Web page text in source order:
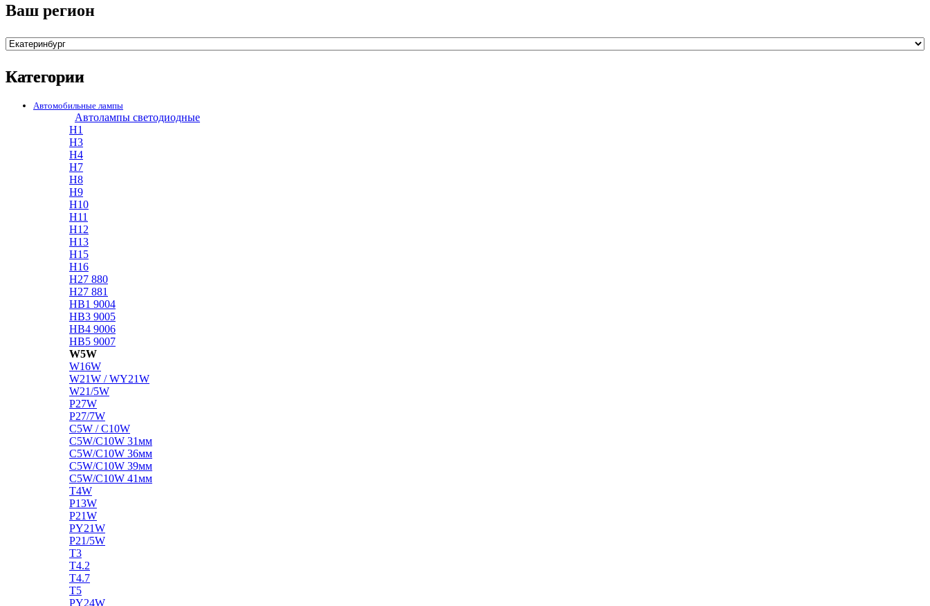
Ваш регион
Категории
Автомобильные лампы
Автолампы светодиодные
H1
H3
H4
H7
H8
H9
H10
H11
H12
H13
H15
H16
H27 880
H27 881
HB1 9004
HB3 9005
HB4 9006
HB5 9007
W5W
W16W
W21W / WY21W
W21/5W
P27W
P27/7W
C5W / C10W
C5W/C10W 31мм
C5W/C10W 36мм
C5W/C10W 39мм
C5W/C10W 41мм
T4W
P13W
P21W
PY21W
P21/5W
T3
T4.2
T4.7
T5
PY24W